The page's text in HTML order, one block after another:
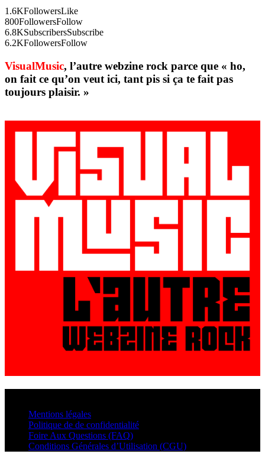
1.6KFollowersLike
800FollowersFollow
6.8KSubscribersSubscribe
6.2KFollowersFollow
VisualMusic, l’autre webzine rock parce que « ho,
on fait ce qu’on veut ici, tant pis si ça te fait pas
toujours plaisir. »
Mentions légales
Politique de de confidentialité
Foire Aux Questions (FAQ)
Conditions Générales d’Utilisation (CGU)